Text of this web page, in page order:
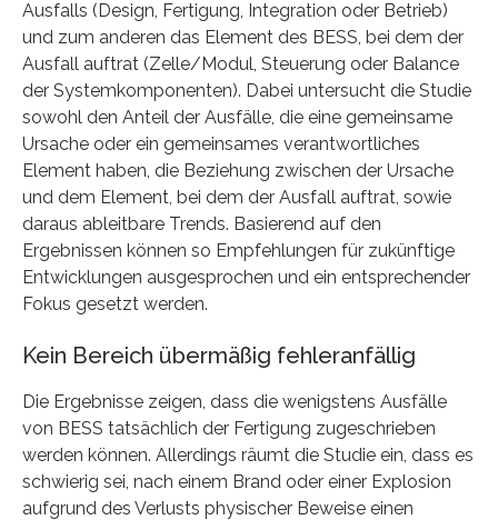
Ausfalls (Design, Fertigung, Integration oder Betrieb)
und zum anderen das Element des BESS, bei dem der
Ausfall auftrat (Zelle/Modul, Steuerung oder Balance
der Systemkomponenten). Dabei untersucht die Studie
sowohl den Anteil der Ausfälle, die eine gemeinsame
Ursache oder ein gemeinsames verantwortliches
Element haben, die Beziehung zwischen der Ursache
und dem Element, bei dem der Ausfall auftrat, sowie
daraus ableitbare Trends. Basierend auf den
Ergebnissen können so Empfehlungen für zukünftige
Entwicklungen ausgesprochen und ein entsprechender
Fokus gesetzt werden.
Kein Bereich übermäßig fehleranfällig
Die Ergebnisse zeigen, dass die wenigstens Ausfälle
von BESS tatsächlich der Fertigung zugeschrieben
werden können. Allerdings räumt die Studie ein, dass es
schwierig sei, nach einem Brand oder einer Explosion
aufgrund des Verlusts physischer Beweise einen